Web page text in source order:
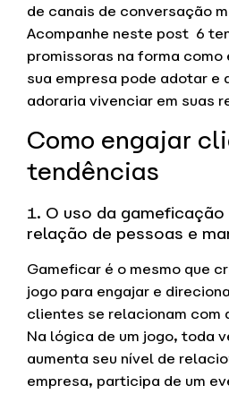
de canais de conversação
Acompanhe neste post 6
promissoras na forma
sua empresa pode adotar e
adoraria vivenciar em suas
Como engajar
tendências
1. O uso da
relação de pessoas e
Gameficar é o mesmo que
jogo para engajar e
clientes se relacionam com
Na lógica de um jogo, toda
aumenta seu nível de
empresa, participa de um